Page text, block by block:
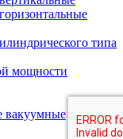
типа
мощности
вакуумные